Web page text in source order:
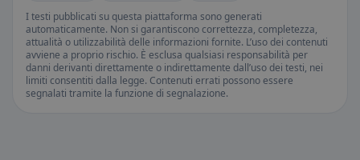
I testi pubblicati su questa piattaforma sono generati
automaticamente. Non si garantiscono correttezza, completezza,
attualità o utilizzabilità delle informazioni fornite. L’uso dei contenuti
avviene a proprio rischio. È esclusa qualsiasi responsabilità per
danni derivanti direttamente o indirettamente dall’uso dei testi, nei
limiti consentiti dalla legge. Contenuti errati possono essere
segnalati tramite la funzione di segnalazione.